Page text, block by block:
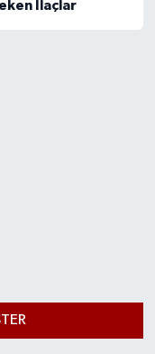
İlaçlar